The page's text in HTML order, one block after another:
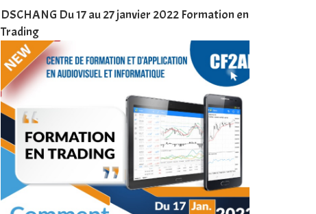
DSCHANG Du 17 au 27 janvier 2022 Formation en
Trading
Cameroun